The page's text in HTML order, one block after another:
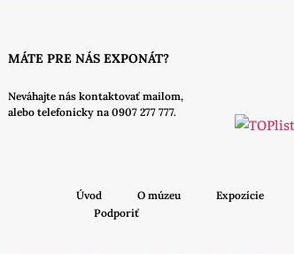
MÁTE PRE NÁS EXPONÁT?
Neváhajte nás kontaktovať mailom,
alebo telefonicky na 0907 277 777.
Úvod O múzeu Expozície
Podporiť